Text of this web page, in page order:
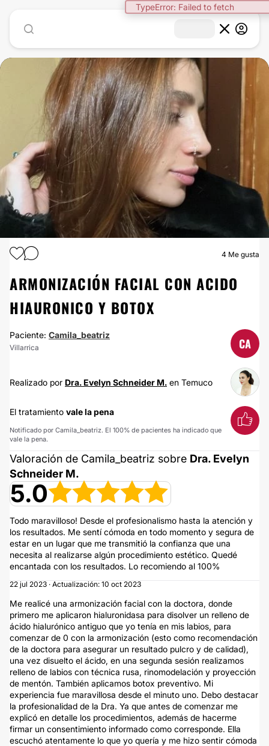
TypeError: Failed to fetch
ARMONIZACIÓN FACIAL
4 Me gusta
ARMONIZACIÓN FACIAL CON ACIDO
HIAURONICO Y BOTOX
Paciente: Camila_beatriz
Villarrica CA
Realizado por Dra. Evelyn Schneider M. en Temuco
El tratamiento vale la pena
Notificado por Camila_beatriz. El 100% de pacientes ha indicado que
vale la pena.
Valoración de Camila_beatriz sobre Dra. Evelyn
Schneider M.
5.0
Todo maravilloso! Desde el profesionalismo hasta la atención y
los resultados. Me sentí cómoda en todo momento y segura de
estar en un lugar que me transmitió la confianza que una
necesita al realizarse algún procedimiento estético. Quedé
encantada con los resultados. Lo recomiendo al 100%
22 jul 2023 · Actualización: 10 oct 2023
Me realicé una armonización facial con la doctora, donde
primero me aplicaron hialuronidasa para disolver un relleno de
ácido hialurónico antiguo que yo tenía en mis labios, para
comenzar de 0 con la armonización (esto como recomendación
de la doctora para asegurar un resultado pulcro y de calidad),
una vez disuelto el ácido, en una segunda sesión realizamos
relleno de labios con técnica rusa, rinomodelación y proyección
de mentón. También aplicamos botox preventivo. Mi
experiencia fue maravillosa desde el minuto uno. Debo destacar
la profesionalidad de la Dra. Ya que antes de comenzar me
explicó en detalle los procedimientos, además de hacerme
firmar un consentimiento informado como corresponde. Ella
escuchó atentamente lo que yo quería y me hizo sentir cómoda